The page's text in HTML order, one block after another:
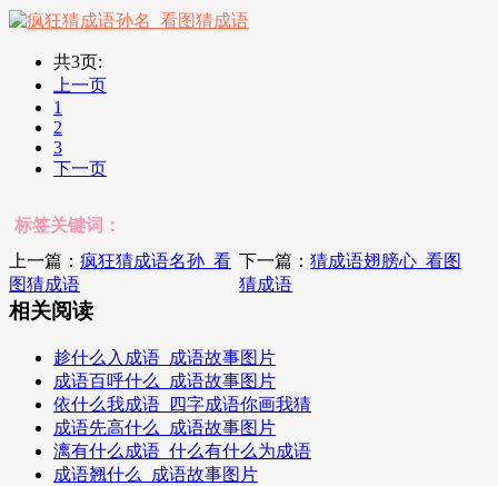
共3页:
上一页
1
2
3
下一页
标签关键词：
上一篇： 疯狂猜成语名孙_看
图猜成语
下一篇：猜成语翅膀心_看图
猜成语
相关阅读
趁什么入成语_成语故事图片
成语百呼什么_成语故事图片
依什么我成语_四字成语你画我猜
成语先高什么_成语故事图片
漓有什么成语_什么有什么为成语
成语翘什么_成语故事图片